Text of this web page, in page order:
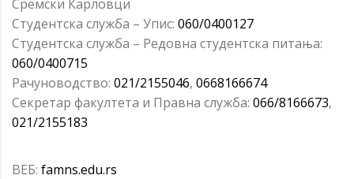
Сремски Карловци
Студентска служба – Упис: 060/0400127
Студентска служба – Редовна студентска питања:
060/0400715
Рачуноводство: 021/2155046, 0668166674
Секретар факултета и Правна служба: 066/8166673,
021/2155183
ВЕБ: famns.edu.rs